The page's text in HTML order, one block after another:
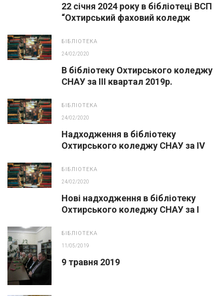
22 січня 2024 року в бібліотеці ВСП
“Охтирський фаховий коледж
Дню Соборності України
БІБЛІОТЕКА
24/02/2020
В бібліотеку Охтирського коледжу
СНАУ за ІІІ квартал 2019р.
БІБЛІОТЕКА
24/02/2020
Надходження в бібліотеку
Охтирського коледжу СНАУ за ІV
БІБЛІОТЕКА
24/02/2020
Нові надходження в бібліотеку
Охтирського коледжу СНАУ за І
БІБЛІОТЕКА
11/05/2019
9 травня 2019